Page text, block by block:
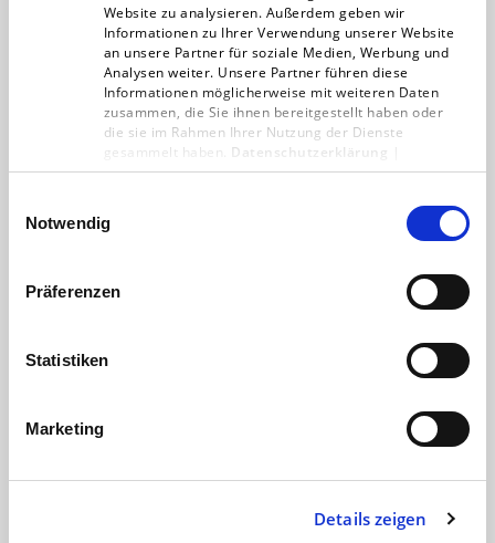
Website zu analysieren. Außerdem geben wir
Informationen zu Ihrer Verwendung unserer Website
an unsere Partner für soziale Medien, Werbung und
Analysen weiter. Unsere Partner führen diese
Informationen möglicherweise mit weiteren Daten
zusammen, die Sie ihnen bereitgestellt haben oder
die sie im Rahmen Ihrer Nutzung der Dienste
gesammelt haben. Datenschutzerklärung
Impressum
Notwendig
Präferenzen
Statistiken
Marketing
Details zeigen
verantwortungsvolles
Christian Solmecke ist Anwalt und
Medienrecht, Autor, ehemaliger
gibt uns…